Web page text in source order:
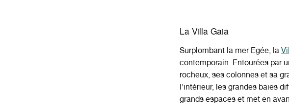
La Villa Gaia
Surplombant la mer Egée, la
contemporain. Entourées par
rocheux, ses colonnes et sa
l'intérieur, les grandes baies
grands espaces et met en